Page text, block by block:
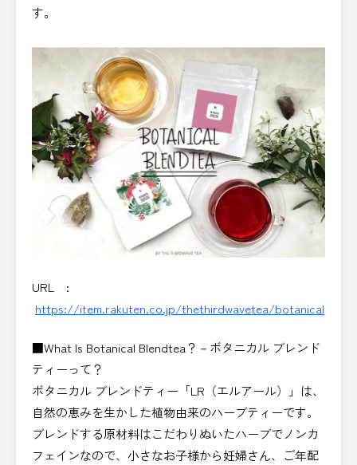
す。
URL :
https://item.rakuten.co.jp/thethirdwavetea/botanical
■What Is Botanical Blendtea？－ボタニカル ブレンド
ティーって？
ボタニカル ブレンドティー「LR（エルアール）」は、
自然の恵みを生かした植物由来のハーブティーです。
ブレンドする原材料はこだわりぬいたハーブでノンカ
フェインなので、小さなお子様から妊婦さん、ご年配